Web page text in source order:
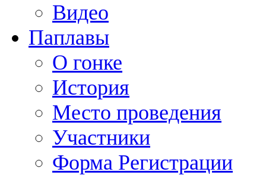
Видео
Паплавы
О гонке
История
Место проведения
Участники
Форма Регистрации